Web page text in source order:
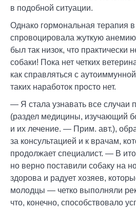
в подобной ситуации.
Однако гормональная терапия
спровоцировала жуткую
был так низок, что практически
собаки! Пока нет четких
как справляться с
таких наработок просто нет.
— Я стала узнавать все случаи
(раздел медицины, изучающий
и их лечение. — Прим. авт.),
за консультацией и к врачам,
продолжает специалист. — В
но верно поставили собаку на
здорова и радует хозяев,
молодцы — четко выполняли
что, конечно, способствовало